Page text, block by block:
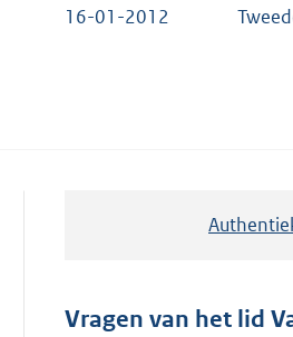
16-01-2012
Vragen van het lid